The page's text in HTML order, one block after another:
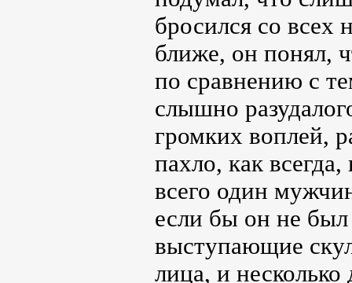
бросился со
ближе, он понял,
по сравнению с
слышно
громких воплей,
пахло, как
всего один
если бы он не
выступающие
лица, и